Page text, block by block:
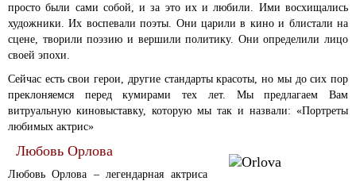
просто были сами собой, и за это их и любили. Ими восхищались
художники. Их воспевали поэты. Они царили в кино и блистали на
сцене, творили поэзию и вершили политику. Они определили лицо
своей эпохи.
Сейчас есть свои герои, другие стандарты красоты, но мы до сих пор
преклоняемся перед кумирами тех лет. Мы предлагаем Вам
витруальную киновыставку, которую мы так и назвали: «Портреты
любимых актрис»
Любовь Орлова
Любовь Орлова – легендарная актриса